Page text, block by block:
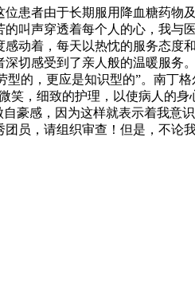
患者由于长期服用降血糖药
叫声穿透着每个人的心，我
动着，每天以热忱的服务态度
切感受到了亲人般的温暖服
的，更应是知识型的”。南丁
，细致的护理，以使病人的身
豪感，因为这样就表示着我
员，请组织审查！但是，不